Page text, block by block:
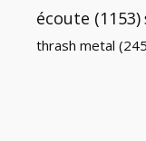
écoute (1153)
thrash metal